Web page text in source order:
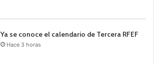
Ya se conoce el calendario de Tercera RFEF
Hace 3 horas